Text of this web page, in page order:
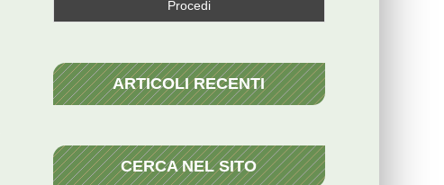
ARTICOLI RECENTI
CERCA NEL SITO